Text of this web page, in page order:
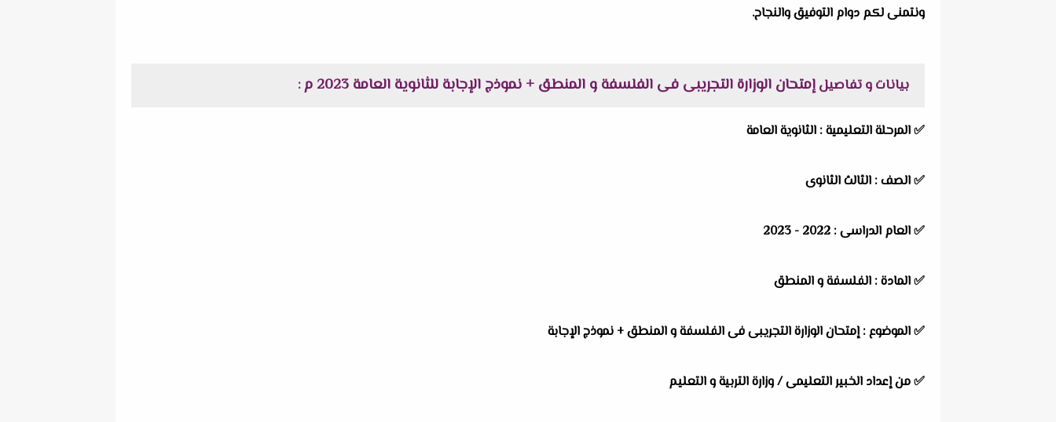
ونتمنى لكم دوام التوفيق والنجاح.
بيانات و تفاصيلإمتحان الوزارة التجريبى فى الفلسفة و المنطق + نموذج الإجابة للثانوية العامة 2023 م :
✅المرحلة التعليمية : الثانوية العامة
✅الصف : الثالث الثانوى
✅العام الدراسى :
✅المادة : الفلسفة و المنطق
✅الموضوع : إمتحان الوزارة التجريبى فى الفلسفة و المنطق + نموذج الإجابة
✅من إعداد الخبير التعليمى /وزارة التربية و التعليم